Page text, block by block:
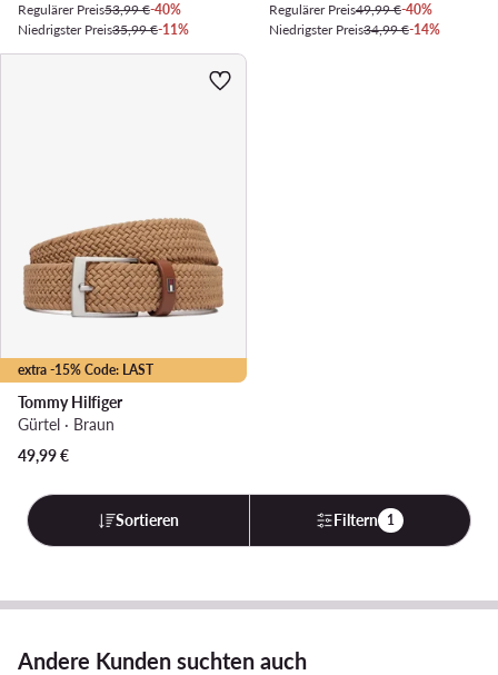
Regulärer Preis53,99 €-40%
Niedrigster Preis35,99 €-11%
Regulärer Preis49,99 €-40%
Niedrigster Preis34,99 €-14%
extra -15% Code: LAST
Tommy Hilfiger
Gürtel · Braun
49,99€
Sortieren Filtern 1
Andere Kunden suchten auch